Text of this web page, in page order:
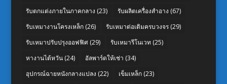
รับตกแต่งภายในภาคกลาง (23) รับผลิตเครื่องสำอาง (67)
รับเหมางานโครงเหล็ก(26) รับเหมาต่อเติมครบวงจร(29)
รับเหมาปรับปรุงออฟฟิศ(29) รับเหมารีโนเวท (25)
หางานไต้หวัน(24) อัลพาร์ดให้เช่า (34)
อุปกรณ์ฉายหนังกลางแปลง (22) เข็มเหล็ก(23)